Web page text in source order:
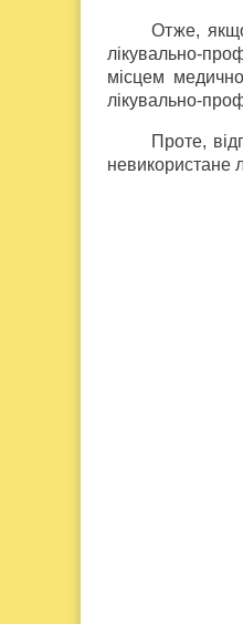
Отже,
лікувально-
місцем
лікувально-
Проте,
невикористане